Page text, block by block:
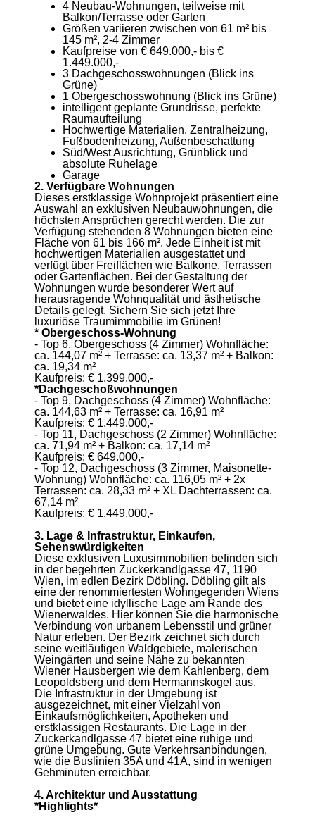
4 Neubau-Wohnungen, teilweise mit
Balkon/Terrasse oder Garten
Größen variieren zwischen von 61 m² bis
145 m², 2-4 Zimmer
Kaufpreise von € 649.000,- bis €
1.449.000,-
3 Dachgeschosswohnungen (Blick ins
Grüne)
1 Obergeschosswohnung (Blick ins Grüne)
intelligent geplante Grundrisse, perfekte
Raumaufteilung
Hochwertige Materialien, Zentralheizung,
Fußbodenheizung, Außenbeschattung
Süd/West Ausrichtung, Grünblick und
absolute Ruhelage
Garage
2. Verfügbare Wohnungen
Dieses erstklassige Wohnprojekt präsentiert eine
Auswahl an exklusiven Neubauwohnungen, die
höchsten Ansprüchen gerecht werden. Die zur
Verfügung stehenden 8 Wohnungen bieten eine
Fläche von 61 bis 166 m². Jede Einheit ist mit
hochwertigen Materialien ausgestattet und
verfügt über Freiflächen wie Balkone, Terrassen
oder Gartenflächen. Bei der Gestaltung der
Wohnungen wurde besonderer Wert auf
herausragende Wohnqualität und ästhetische
Details gelegt. Sichern Sie sich jetzt Ihre
luxuriöse Traumimmobilie im Grünen!
* Obergeschoss-Wohnung
- Top 6, Obergeschoss (4 Zimmer) Wohnfläche:
ca. 144,07 m² + Terrasse: ca. 13,37 m² + Balkon:
ca. 19,34 m²
Kaufpreis: € 1.399.000,-
*Dachgeschoßwohnungen
- Top 9, Dachgeschoss (4 Zimmer) Wohnfläche:
ca. 144,63 m² + Terrasse: ca. 16,91 m²
Kaufpreis: € 1.449.000,-
- Top 11, Dachgeschoss (2 Zimmer) Wohnfläche:
ca. 71,94 m² + Balkon: ca. 17,14 m²
Kaufpreis: € 649.000,-
- Top 12, Dachgeschoss (3 Zimmer, Maisonette-
Wohnung) Wohnfläche: ca. 116,05 m² + 2x
Terrassen: ca. 28,33 m² + XL Dachterrassen: ca.
67,14 m²
Kaufpreis: € 1.449.000,-
3. Lage & Infrastruktur, Einkaufen,
Sehenswürdigkeiten
Diese exklusiven Luxusimmobilien befinden sich
in der begehrten Zuckerkandlgasse 47, 1190
Wien, im edlen Bezirk Döbling. Döbling gilt als
eine der renommiertesten Wohngegenden Wiens
und bietet eine idyllische Lage am Rande des
Wienerwaldes. Hier können Sie die harmonische
Verbindung von urbanem Lebensstil und grüner
Natur erleben. Der Bezirk zeichnet sich durch
seine weitläufigen Waldgebiete, malerischen
Weingärten und seine Nähe zu bekannten
Wiener Hausbergen wie dem Kahlenberg, dem
Leopoldsberg und dem Hermannskogel aus.
Die Infrastruktur in der Umgebung ist
ausgezeichnet, mit einer Vielzahl von
Einkaufsmöglichkeiten, Apotheken und
erstklassigen Restaurants. Die Lage in der
Zuckerkandlgasse 47 bietet eine ruhige und
grüne Umgebung. Gute Verkehrsanbindungen,
wie die Buslinien 35A und 41A, sind in wenigen
Gehminuten erreichbar.
4. Architektur und Ausstattung
*Highlights*